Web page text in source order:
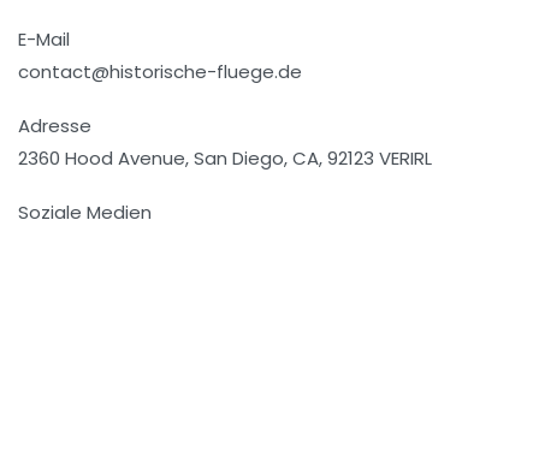
E-Mail
contact@historische-fluege.de
Adresse
2360 Hood Avenue, San Diego, CA, 92123 VERIRL
Soziale Medien